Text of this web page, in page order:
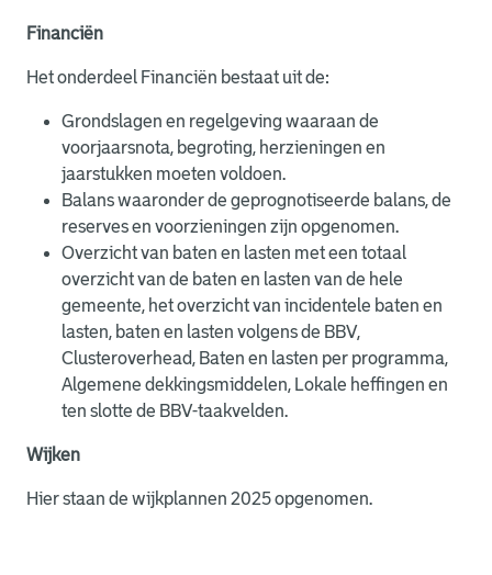
Financiën
Het onderdeel Financiën bestaat uit de:
Grondslagen en regelgeving waaraan de
voorjaarsnota, begroting, herzieningen en
jaarstukken moeten voldoen.
Balans waaronder de geprognotiseerde balans, de
reserves en voorzieningen zijn opgenomen.
Overzicht van baten en lasten met een totaal
overzicht van de baten en lasten van de hele
gemeente, het overzicht van incidentele baten en
lasten, baten en lasten volgens de BBV,
Clusteroverhead, Baten en lasten per programma,
Algemene dekkingsmiddelen, Lokale heffingen en
ten slotte de BBV-taakvelden.
Wijken
Hier staan de wijkplannen 2025 opgenomen.